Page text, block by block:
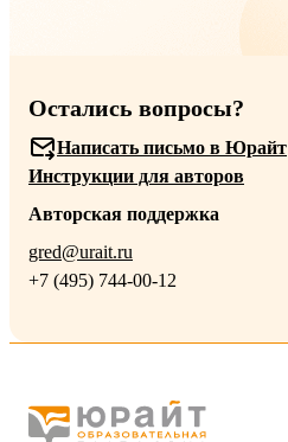
Остались вопросы?
Написать письмо в Юрайт
Инструкции для авторов
Авторская поддержка
gred@urait.ru
+7 (495) 744-00-12